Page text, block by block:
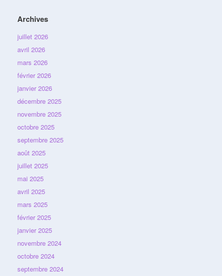
Archives
juillet 2026
avril 2026
mars 2026
février 2026
janvier 2026
décembre 2025
novembre 2025
octobre 2025
septembre 2025
août 2025
juillet 2025
mai 2025
avril 2025
mars 2025
février 2025
janvier 2025
novembre 2024
octobre 2024
septembre 2024